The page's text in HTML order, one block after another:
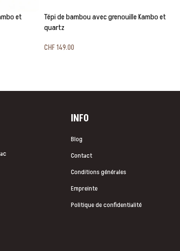
et
Tépi de bambou avec grenouille Kambo et
quartz
CHF149.00
INFO
Blog
Contact
Conditions générales
Empreinte
Politique de confidentialité